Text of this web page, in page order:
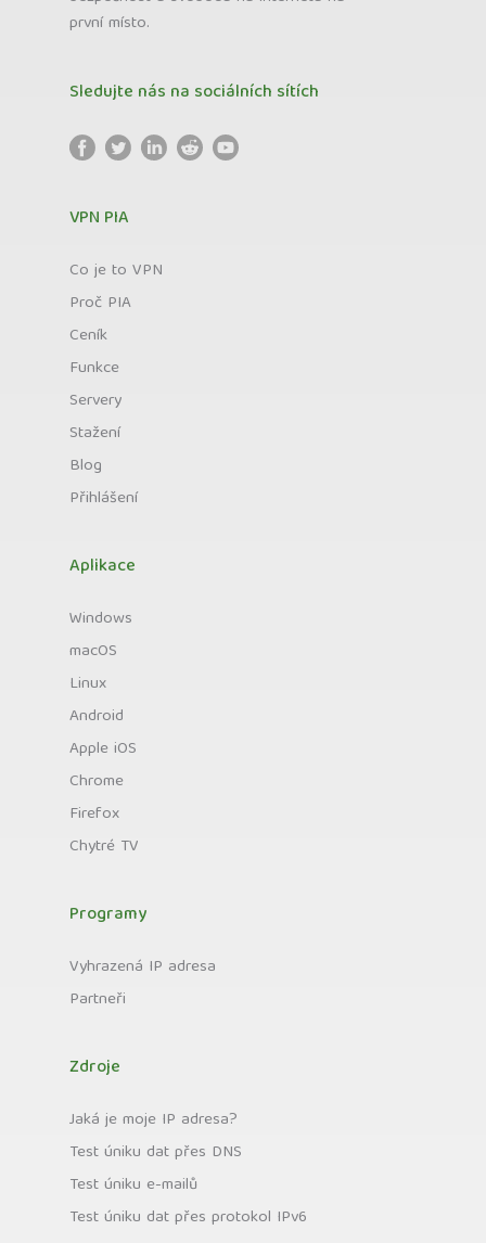
první místo.
Sledujte nás na sociálních sítích
VPN PIA
Co je to VPN
Proč PIA
Ceník
Funkce
Servery
Stažení
Blog
Přihlášení
Aplikace
Windows
macOS
Linux
Android
Apple iOS
Chrome
Firefox
Chytré TV
Programy
Vyhrazená IP adresa
Partneři
Zdroje
Jaká je moje IP adresa?
Test úniku dat přes DNS
Test úniku e-mailů
Test úniku dat přes protokol IPv6